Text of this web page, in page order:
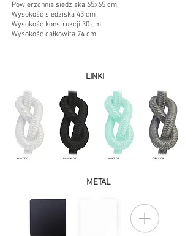
Powierzchnia siedziska 65x65 cm
Wysokość siedziska 43 cm
Wysokość konstrukcji 30 cm
Wysokość całkowita 74 cm
LINKI
METAL